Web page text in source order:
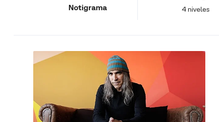
Notigrama 4 niveles